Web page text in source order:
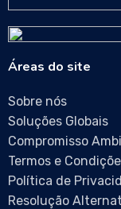
Áreas do site
Sobre nós
Soluções Globais
Compromisso
Termos e
Política de
Resolução